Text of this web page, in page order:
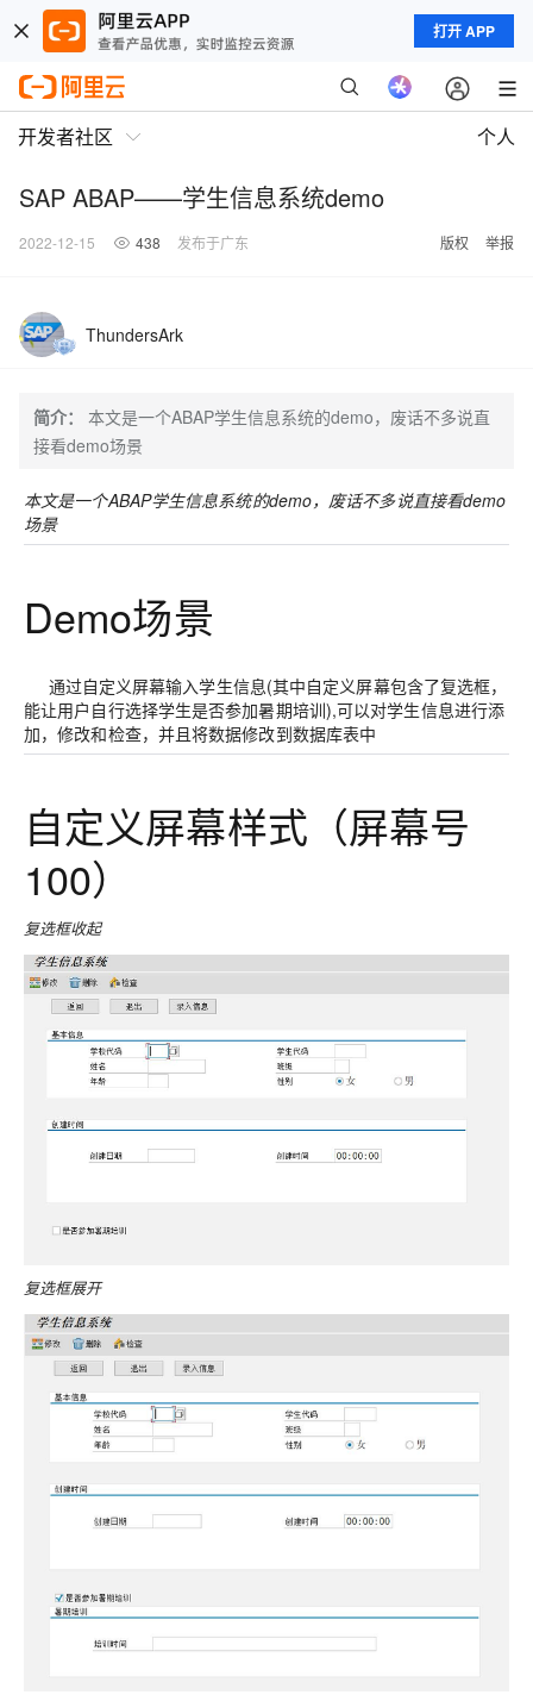
打开 APP
开发者社区 个人
SAP ABAP——学生信息系统demo
2022-12-15 438 发布于广东 版权 举报
ThundersArk
简介：
本文是一个ABAP学生信息系统的demo，废话不多说直
接看demo场景
本文是一个ABAP学生信息系统的demo，废话不多说直接看demo
场景
Demo场景
通过自定义屏幕输入学生信息(其中自定义屏幕包含了复选框，
能让用户自行选择学生是否参加暑期培训),可以对学生信息进行添
加，修改和检查，并且将数据修改到数据库表中
自定义屏幕样式（屏幕号
100）
复选框收起
复选框展开